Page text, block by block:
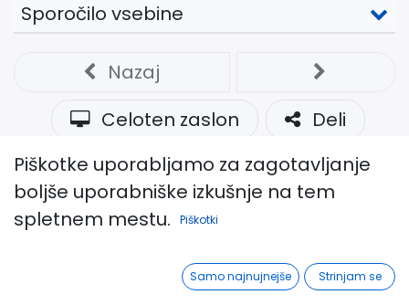
Sporočilo vsebine
Opis webinarja
Nazaj
Celoten zaslon
Deli
Pridružite seMateji Peršolja
izkušenj in znanja o učinkovitem
Piškotke uporabljamo za zagotavljanje
boljše uporabniške izkušnje na tem
spletnem mestu.
Piškotki
Samo najnujnejše Strinjam se